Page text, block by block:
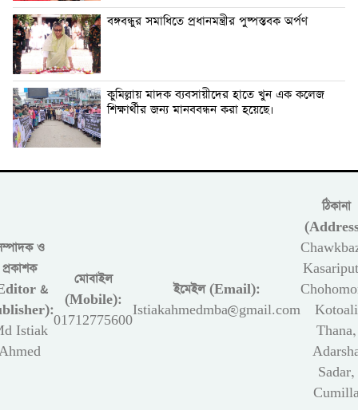
বঙ্গবন্ধুর সমাধিতে প্রধানমন্ত্রীর পুষ্পস্তবক অর্পণ
কুমিল্লায় মাদক ব্যবসায়ীদের হাতে খুন এক কলেজ
শিক্ষার্থীর জন্য মানববন্ধন করা হয়েছে।
ও
প্রকাশক
&
Istiak
মোবাইল
(Mobile):
01712775600
ইমেইল (Email):
Istiakahmedmba@gmail.com
ঠিকানা
Kotoali
Thana,
Sadar,